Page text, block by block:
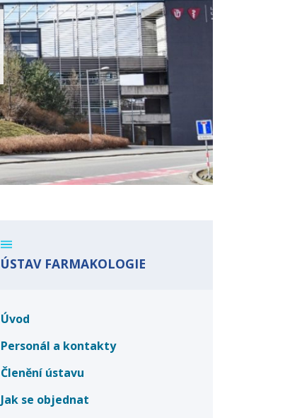
ÚSTAV FARMAKOLOGIE
Úvod
Personál a kontakty
Členění ústavu
Jak se objednat